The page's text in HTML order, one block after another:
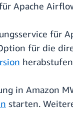
Apache
für
für die
in Amazon
starten.